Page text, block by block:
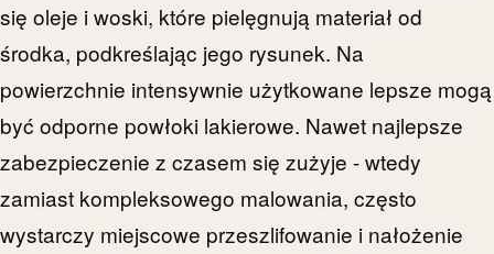
się oleje i woski, które pielęgnują materiał od
środka, podkreślając jego rysunek. Na
powierzchnie intensywnie użytkowane lepsze mogą
być odporne powłoki lakierowe. Nawet najlepsze
zabezpieczenie z czasem się zużyje - wtedy
zamiast kompleksowego malowania, często
wystarczy miejscowe przeszlifowanie i nałożenie